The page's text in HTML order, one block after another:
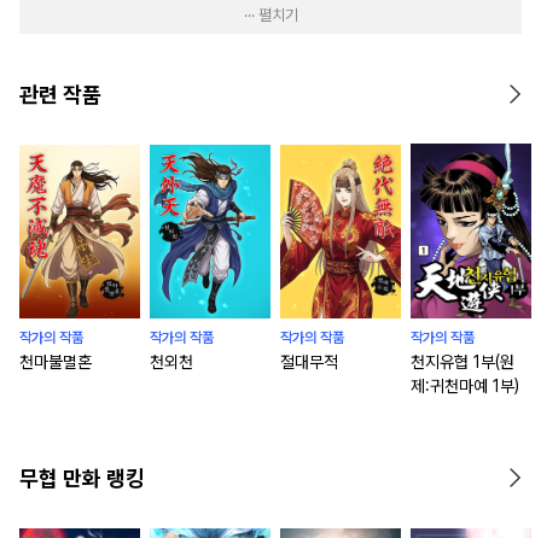
··· 펼치기
관련 작품
작가의 작품
천마불멸혼
작가의 작품
천외천
작가의 작품
절대무적
작가의 작품
천지유협 1부(원
제:귀천마예 1부)
무협 만화 랭킹